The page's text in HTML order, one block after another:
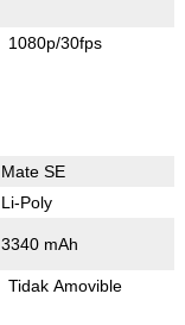
1080p/30fps
Mate SE
Li-Poly
3340 mAh
Tidak Amovible